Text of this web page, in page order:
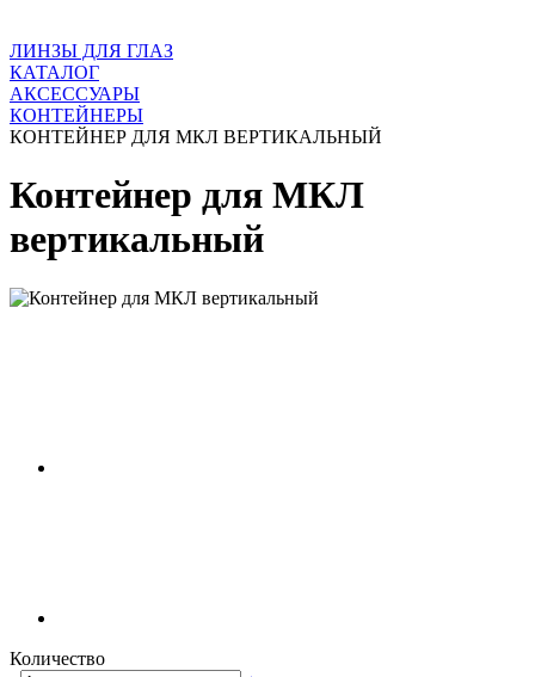
ЛИНЗЫ ДЛЯ ГЛАЗ
КАТАЛОГ
АКСЕССУАРЫ
КОНТЕЙНЕРЫ
КОНТЕЙНЕР ДЛЯ МКЛ ВЕРТИКАЛЬНЫЙ
Контейнер для МКЛ
вертикальный
Количество